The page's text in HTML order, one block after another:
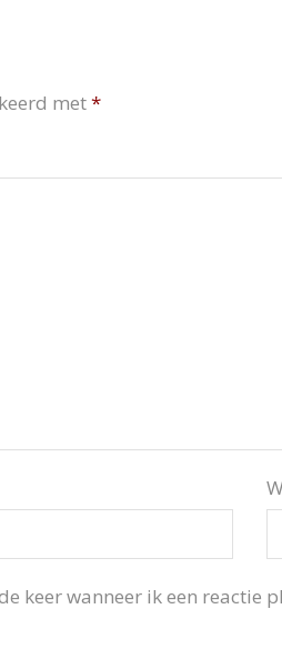
met*
keer wanneer ik een reactie